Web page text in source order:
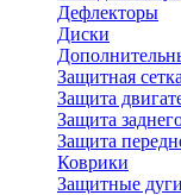
Дефлекторы
Диски
Защитная
Защита
Защита
Защита
Коврики
Защитные дуги